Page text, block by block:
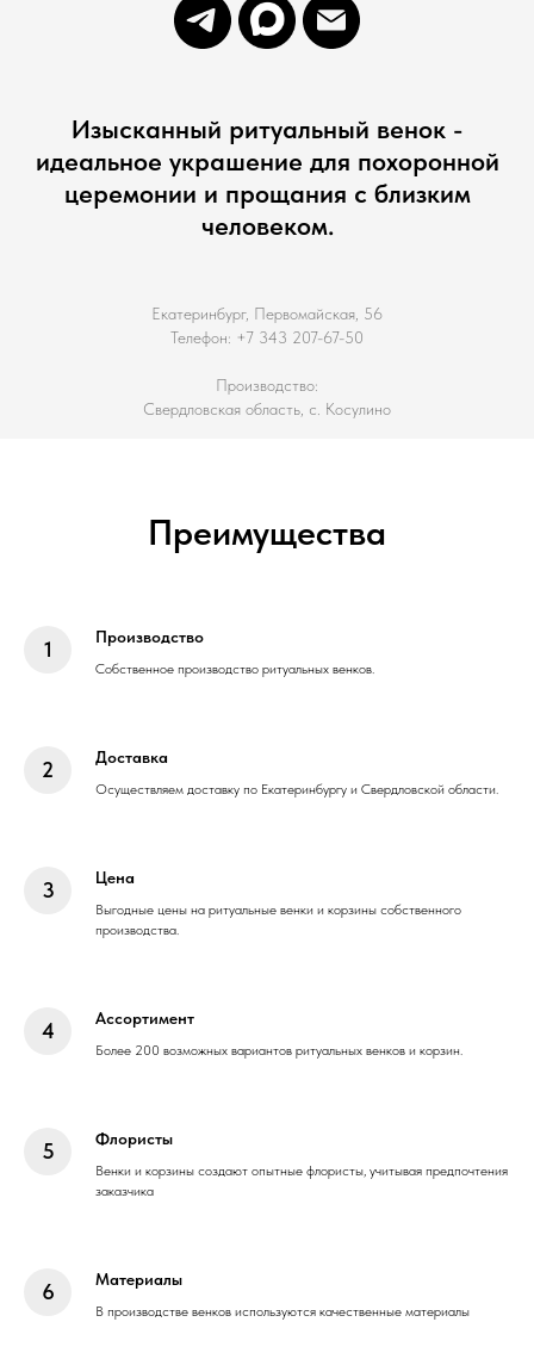
Изысканный ритуальный венок -
идеальное украшение для похоронной
церемонии и прощания с близким
человеком.
Екатеринбург, Первомайская, 56
Телефон: +7 343 207-67-50
Производство:
Свердловская область, с. Косулино
Преимущества
Производство
Собственное производство ритуальных венков.
Доставка
Осуществляем доставку по Екатеринбургу и Свердловской области.
Цена
Выгодные цены на ритуальные венки и корзины собственного
производства.
Ассортимент
Более 200 возможных вариантов ритуальных венков и корзин.
Флористы
Венки и корзины создают опытные флористы, учитывая предпочтения
заказчика
Материалы
В производстве венков используются качественные материалы